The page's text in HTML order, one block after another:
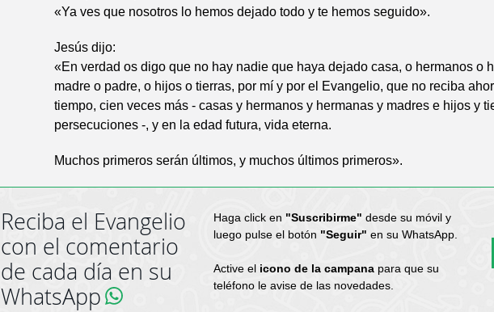
«Ya ves que nosotros lo hemos dejado todo y te hemos seguido».
Jesús dijo:
«En verdad os digo que no hay nadie que haya dejado casa, o hermanos o
madre o padre, o hijos o tierras, por mí y por el Evangelio, que no reciba
tiempo, cien veces más - casas y hermanos y hermanas y madres e hijos y
persecuciones -, y en la edad futura, vida eterna.
Muchos primeros serán últimos, y muchos últimos primeros».
Reciba el Evangelio
con el comentario
de cada día en su
WhatsApp
Haga click en "Suscribirme" desde su móvil y
luego pulse el botón "Seguir" en su WhatsApp.
Active el icono de la campanapara que su
teléfono le avise de las novedades.